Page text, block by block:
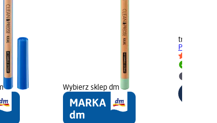
Wybierz sklep dm
trend !t up
Precise